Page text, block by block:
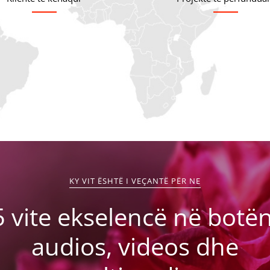
KY VIT ËSHTË I VEÇANTË PËR NE
vite ekselencë në
audios, videos dhe